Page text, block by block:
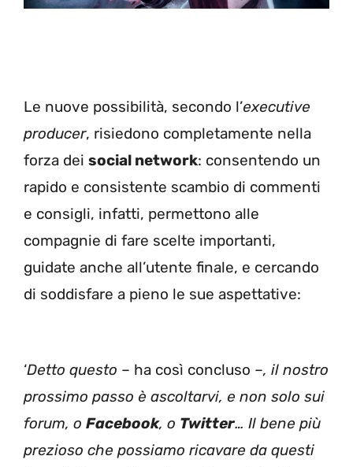
Le nuove possibilità, secondo l’executive
producer, risiedono completamente nella
forza dei social network: consentendo un
rapido e consistente scambio di commenti
e consigli, infatti, permettono alle
compagnie di fare scelte importanti,
guidate anche all’utente finale, e cercando
di soddisfare a pieno le sue aspettative:
‘Detto questo – ha così concluso –, il nostro
prossimo passo è ascoltarvi, e non solo sui
forum, o Facebook, o Twitter… Il bene più
prezioso che possiamo ricavare da questi